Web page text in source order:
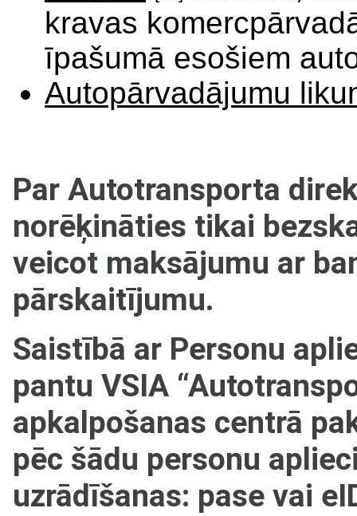
kravas
īpašumā esošiem
Autopārvadājumu
Par Autotransporta
norēķināties tikai
veicot maksājumu ar
pārskaitījumu.
Saistībā ar Personu
pantu VSIA
apkalpošanas centrā
pēc šādu personu
uzrādīšanas: pase vai